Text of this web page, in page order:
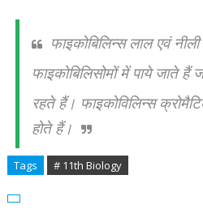
फाइकोबिलिन्स लाल एवं
फाइकोबिलिसोमों में पाये जाते
रहते हैं। फाइकोविलिन्स
होते हैं।
Tags # 11th Biology